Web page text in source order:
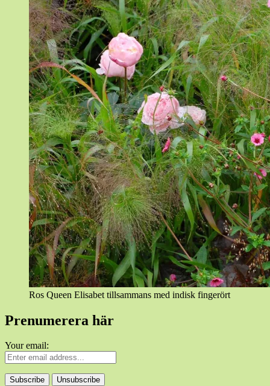
Ros Queen Elisabet tillsammans med indisk fingerört
Prenumerera här
Your email: